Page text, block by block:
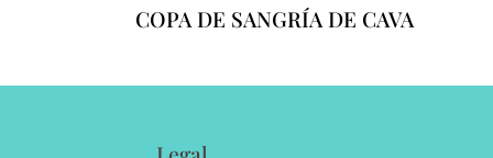
COPA DE SANGRÍA DE CAVA